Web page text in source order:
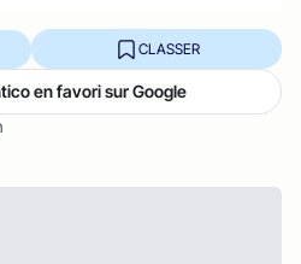
CLASSER
en favori sur Google